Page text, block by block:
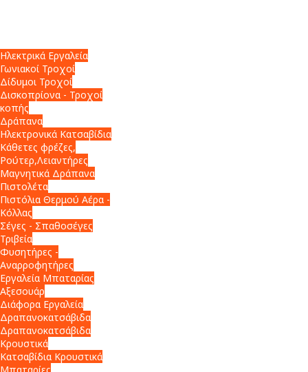
Ηλεκτρικά Εργαλεία
Γωνιακοί Τροχοί
Δίδυμοι Τροχοί
Δισκοπρίονα - Τροχοί
κοπής
Δράπανα
Ηλεκτρονικά Κατσαβίδια
Κάθετες φρέζες,
Ρούτερ,Λειαντήρες
Μαγνητικά Δράπανα
Πιστολέτα
Πιστόλια Θερμού Αέρα -
Κόλλας
Σέγες - Σπαθοσέγες
Τριβεία
Φυσητήρες -
Αναρροφητήρες
Εργαλεία Μπαταρίας
Αξεσουάρ
Διάφορα Εργαλεία
Δραπανοκατσάβιδα
Δραπανοκατσάβιδα
Κρουστικά
Κατσαβίδια Κρουστικά